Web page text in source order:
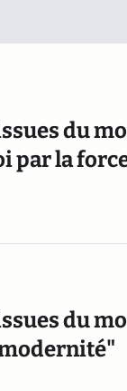
du
par la
du